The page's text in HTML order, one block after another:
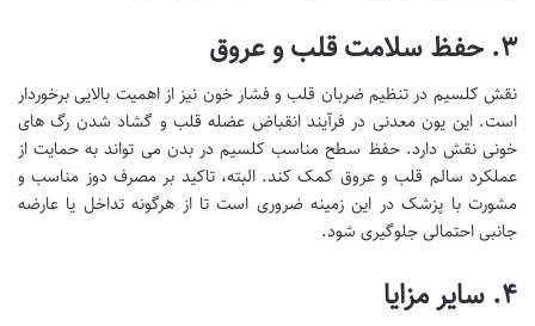
۳. حفظ سلامت قلب و عروق
نقش کلسیم در تنظیم ضربان قلب و فشار خون نیز از اهمیت بالایی برخوردار
است. این یون معدنی در فرآیند انقباض عضله قلب و گشاد شدن رگ های
خونی نقش دارد. حفظ سطح مناسب کلسیم در بدن می تواند به حمایت از
عملکرد سالم قلب و عروق کمک کند. البته، تاکید بر مصرف دوز مناسب و
مشورت با پزشک در این زمینه ضروری است تا از هرگونه تداخل یا عارضه
جانبی احتمالی جلوگیری شود.
۴. سایر مزایا